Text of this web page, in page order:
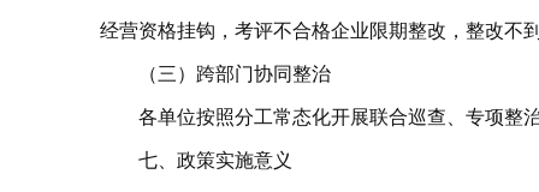
经营资格挂钩，考评不合格企业限期整改，整改不
（三）跨部门协同整治
各单位按照分工常态化开展联合巡查、专项整
七、政策实施意义